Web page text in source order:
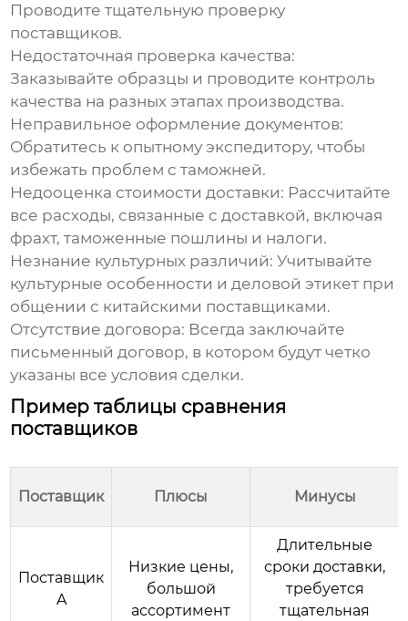
Проводите тщательную проверку
поставщиков.
Недостаточная проверка качества:
Заказывайте образцы и проводите контроль
качества на разных этапах производства.
Неправильное оформление документов:
Обратитесь к опытному экспедитору, чтобы
избежать проблем с таможней.
Недооценка стоимости доставки: Рассчитайте
все расходы, связанные с доставкой, включая
фрахт, таможенные пошлины и налоги.
Незнание культурных различий: Учитывайте
культурные особенности и деловой этикет при
общении с китайскими поставщиками.
Отсутствие договора: Всегда заключайте
письменный договор, в котором будут четко
указаны все условия сделки.
Пример таблицы сравнения
поставщиков
Поставщик Плюсы Минусы
Поставщик
A
Низкие цены,
большой
ассортимент
Длительные
сроки доставки,
требуется
тщательная